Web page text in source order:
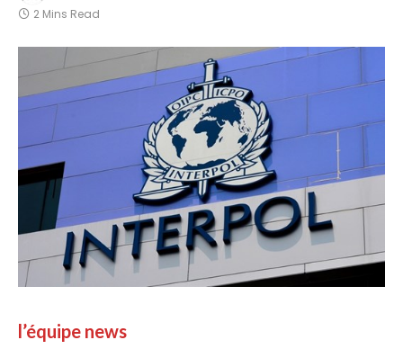
2 Mins Read
l’équipe news